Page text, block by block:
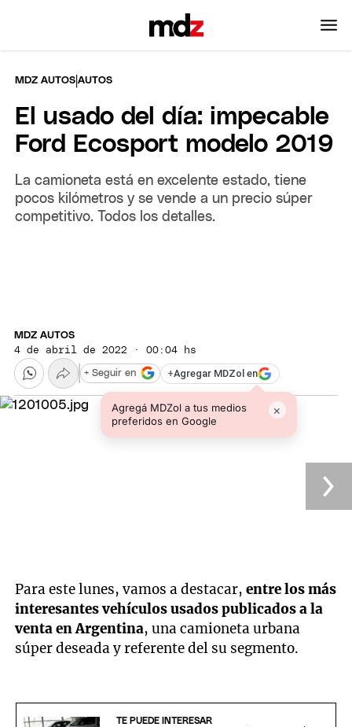
MDZ AUTOS |AUTOS
El usado del día: impecable
Ford Ecosport modelo 2019
La camioneta está en excelente estado, tiene
pocos kilómetros y se vende a un precio súper
competitivo. Todos los detalles.
MDZ AUTOS
4 de abril de 2022 · 00:04 hs
+Agregar MDZol en
Agregá MDZol a tus medios
preferidos en Google
×
+ Seguir en
Para este lunes, vamos a destacar,entre los más
interesantes vehículos usados publicados a la
venta en Argentina, una camioneta urbana
súper deseada y referente del su segmento.
TE PUEDE INTERESAR